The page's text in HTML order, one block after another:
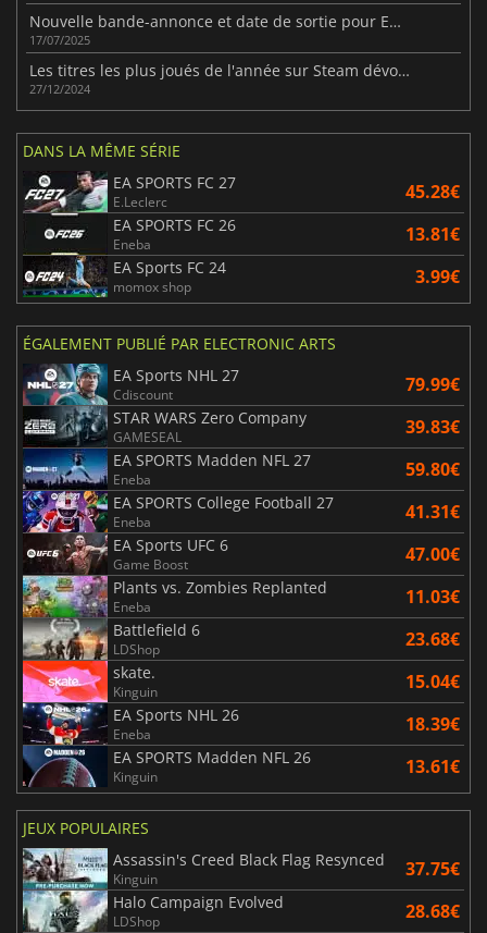
Nouvelle bande-annonce et date de sortie pour EA SPORTS FC 26
17/07/2025
Les titres les plus joués de l'année sur Steam dévoilés
27/12/2024
DANS LA MÊME SÉRIE
EA SPORTS FC 27
E.Leclerc 45.28€
EA SPORTS FC 26
Eneba 13.81€
EA Sports FC 24
momox shop 3.99€
ÉGALEMENT PUBLIÉ PAR ELECTRONIC ARTS
EA Sports NHL 27
Cdiscount 79.99€
STAR WARS Zero Company
GAMESEAL 39.83€
EA SPORTS Madden NFL 27
Eneba 59.80€
EA SPORTS College Football 27
Eneba 41.31€
EA Sports UFC 6
Game Boost 47.00€
Plants vs. Zombies Replanted
Eneba 11.03€
Battlefield 6
LDShop 23.68€
skate.
Kinguin 15.04€
EA Sports NHL 26
Eneba 18.39€
EA SPORTS Madden NFL 26
Kinguin 13.61€
JEUX POPULAIRES
Assassin's Creed Black Flag Resynced
Kinguin 37.75€
Halo Campaign Evolved
LDShop 28.68€